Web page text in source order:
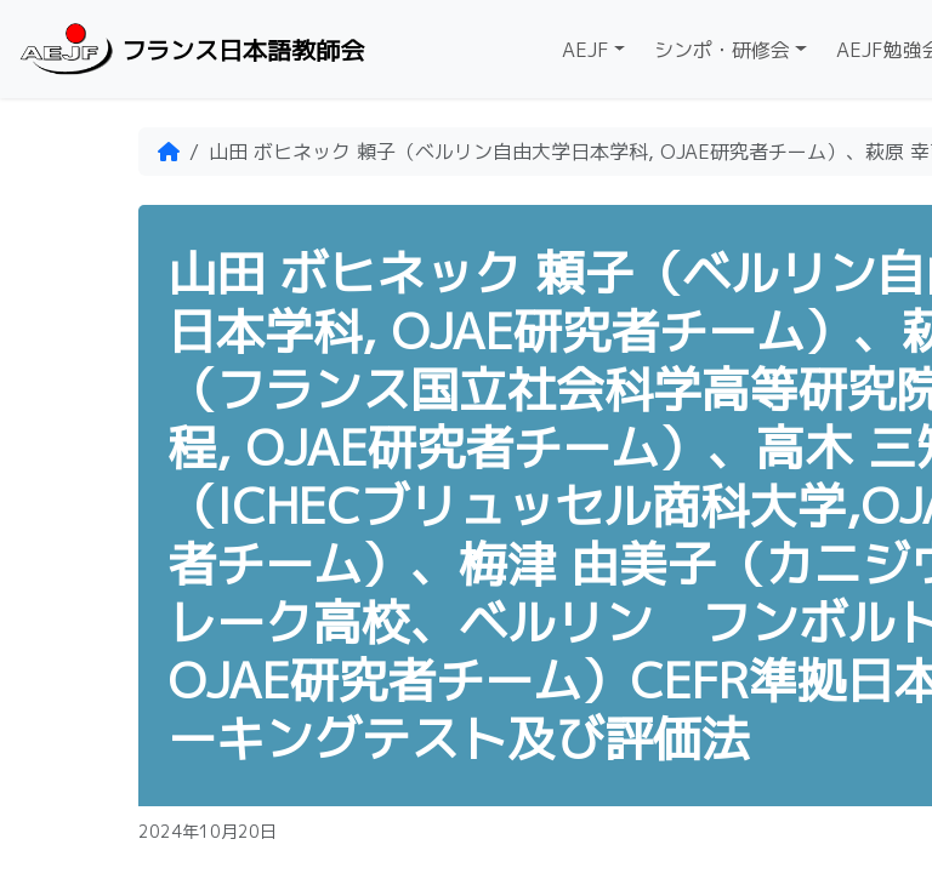
フランス日本語教師会 AEJF シンポ・研修会 AEJF勉強
Home山田 ボヒネック 頼子（ベルリン自由大学日本学科, OJAE研究者チーム）、萩原
山田 ボヒネック 頼子（ベルリン
日本学科, OJAE研究者チーム）、
（フランス国立社会科学高等研究
程, OJAE研究者チーム）、高木 三
（ICHECブリュッセル商科大学
者チーム）、梅津 由美子（カニジ
レーク高校、ベルリン フンボル
OJAE研究者チーム）CEFR準拠日
ーキングテスト及び評価法
2024年10月20日